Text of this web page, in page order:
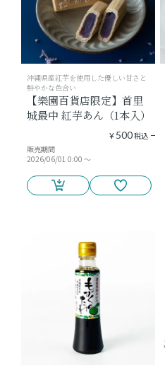
沖縄県産紅芋を使用した優しい甘さと
鮮やかな色合い
【樂園百貨店限定】首里
城最中 紅芋あん（1本入）
¥ 500税込
販売期間
2026/06/01 0:00 〜